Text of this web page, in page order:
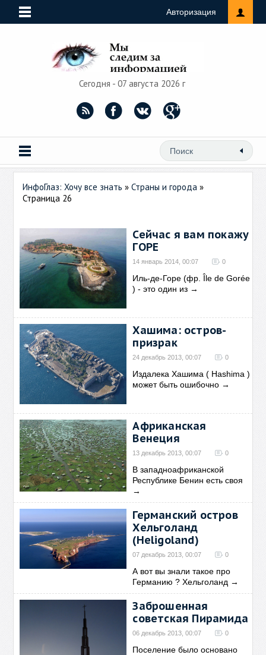
Авторизация
Сегодня - 07 августа 2026 г
ИнфоГлаз: Хочу все знать »Страны и города »
Страница 26
Сейчас я вам покажу
ГОРЕ
14 январь 2014, 00:07 0
Иль-де-Горе (фр. Île de Gorée
) - это один из →
Хашима: остров-
призрак
24 декабрь 2013, 00:07 0
Издалека Хашима ( Hashima )
может быть ошибочно →
Африканская
Венеция
13 декабрь 2013, 00:07 0
В западноафриканской
Республике Бенин есть своя
→
Германский остров
Хельголанд
(Heligoland)
07 декабрь 2013, 00:07 0
А вот вы знали такое про
Германию ? Хельголанд →
Заброшенная
советская Пирамида
06 декабрь 2013, 00:07 0
Поселение было основано